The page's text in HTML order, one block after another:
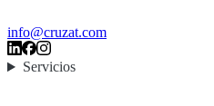
info@cruzat.com
Servicios